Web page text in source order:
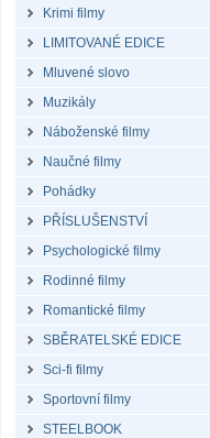
Krimi filmy
LIMITOVANÉ EDICE
Mluvené slovo
Muzikály
Náboženské filmy
Naučné filmy
Pohádky
PŘÍSLUŠENSTVÍ
Psychologické filmy
Rodinné filmy
Romantické filmy
SBĚRATELSKÉ EDICE
Sci-fi filmy
Sportovní filmy
STEELBOOK